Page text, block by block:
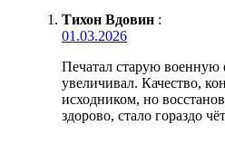
Тихон Вдовин :
01.03.2026
Печатал старую военную
увеличивал. Качество,
исходником, но
здорово, стало гораздо